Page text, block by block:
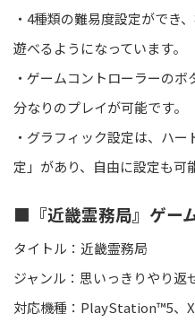
・4種類の難易度設定ができ
遊べるようになっています。
・ゲームコントローラーの
分なりのプレイが可能です。
・グラフィック設定は、ハ
定」があり、自由に設定も可
■『近畿霊務局』ゲー
タイトル：近畿霊務局
ジャンル：思いっきりやり返
対応機種：PlayStation™5、